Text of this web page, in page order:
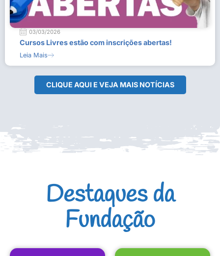
03/03/2026
Cursos Livres estão com inscrições abertas!
Leia Mais
CLIQUE AQUI E VEJA MAIS NOTÍCIAS
Destaques da
Fundação